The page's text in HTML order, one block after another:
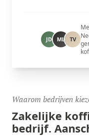
JD ML TV
Waarom bedrijven
Zakelijke
bedrijf.